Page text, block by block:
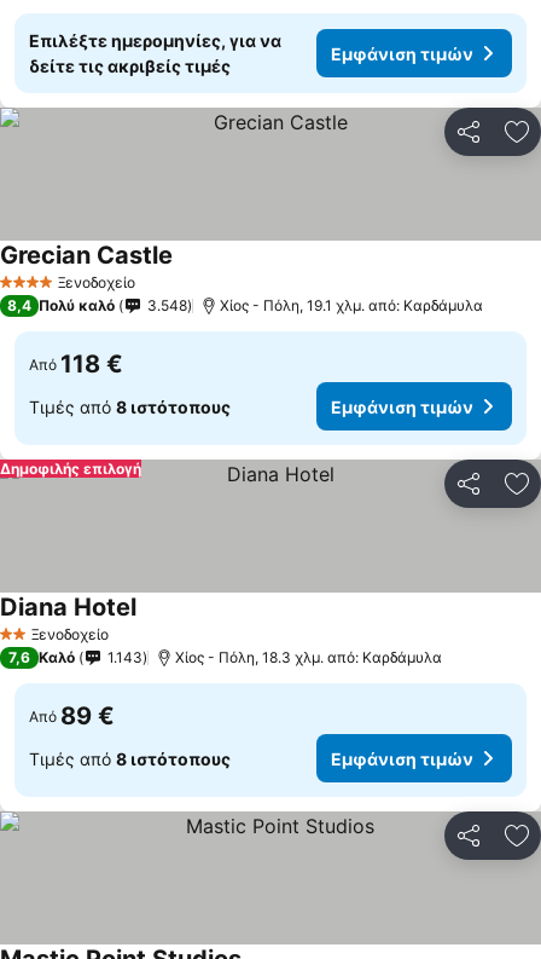
Επιλέξτε ημερομηνίες, για να
δείτε τις ακριβείς τιμές
Εμφάνιση τιμών
4 ΑστέριαΞενοδοχείο
Grecian Castle
8,4 Πολύ καλό 3.548 Χίος - Πόλη, 19.1 χλμ. από: Καρδάμυλα
Από 118 €
Τιμές από 8 ιστότοπους Εμφάνιση τιμών
Δημοφιλής επιλογή
2 ΑστέριαΞενοδοχείο
Diana Hotel
7,6 Καλό 1.143 Χίος - Πόλη, 18.3 χλμ. από: Καρδάμυλα
Από 89 €
Τιμές από 8 ιστότοπους Εμφάνιση τιμών